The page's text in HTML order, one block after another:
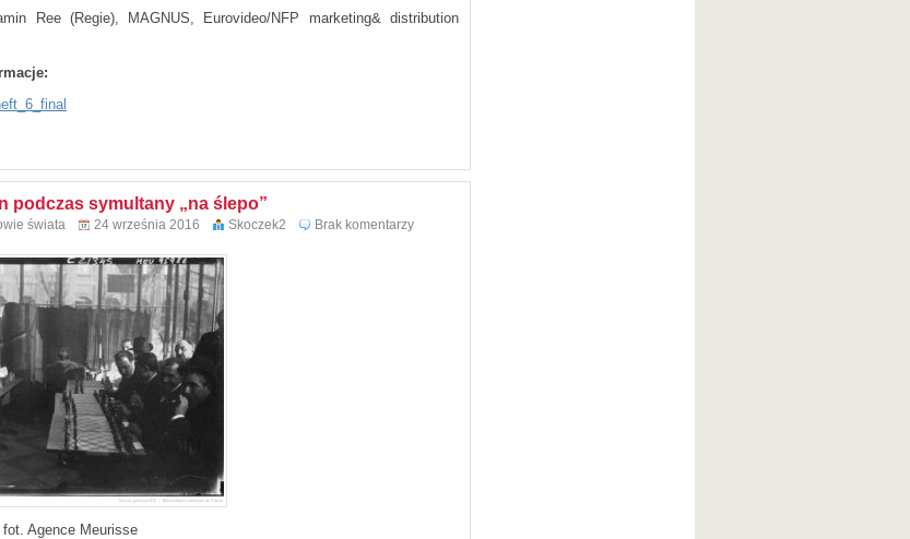
Ree (Regie), MAGNUS, Eurovideo/NFP marketing& distribution
podczas symultany „na ślepo”
świata 24 września 2016 Skoczek2 Brak komentarzy
Agence Meurisse